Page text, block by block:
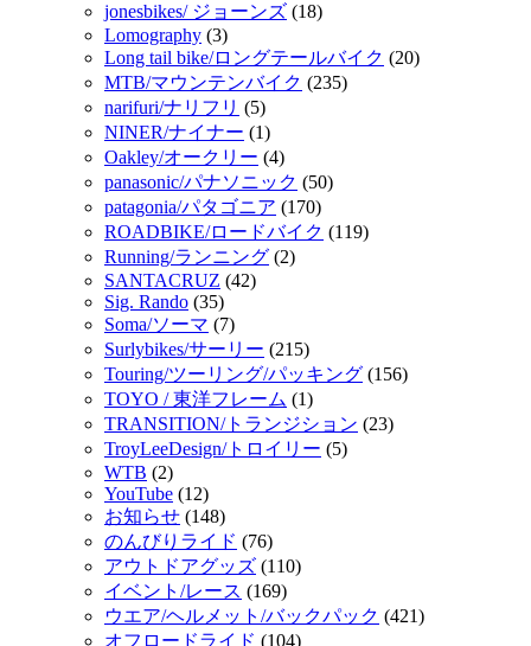
jonesbikes/ ジョーンズ (18)
Lomography (3)
Long tail bike/ロングテールバイク (20)
MTB/マウンテンバイク (235)
narifuri/ナリフリ (5)
NINER/ナイナー (1)
Oakley/オークリー (4)
panasonic/パナソニック (50)
patagonia/パタゴニア (170)
ROADBIKE/ロードバイク (119)
Running/ランニング (2)
SANTACRUZ (42)
Sig. Rando (35)
Soma/ソーマ (7)
Surlybikes/サーリー (215)
Touring/ツーリング/パッキング (156)
TOYO / 東洋フレーム (1)
TRANSITION/トランジション (23)
TroyLeeDesign/トロイリー (5)
WTB (2)
YouTube (12)
お知らせ (148)
のんびりライド (76)
アウトドアグッズ (110)
イベント/レース (169)
ウエア/ヘルメット/バックパック (421)
オフロードライド (104)